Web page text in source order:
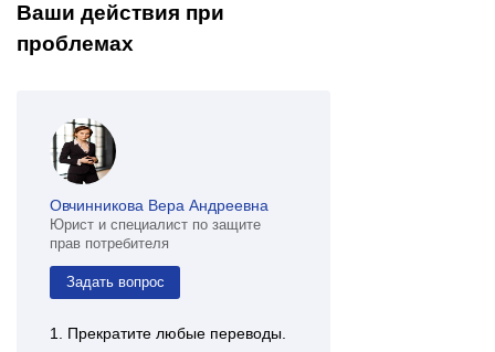
Ваши действия при
проблемах
Овчинникова Вера Андреевна
Юрист и специалист по защите
прав потребителя
Задать вопрос
1. Прекратите любые переводы.